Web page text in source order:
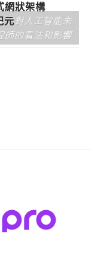
他對人工智能未
師的看法和影響
網狀架構
元